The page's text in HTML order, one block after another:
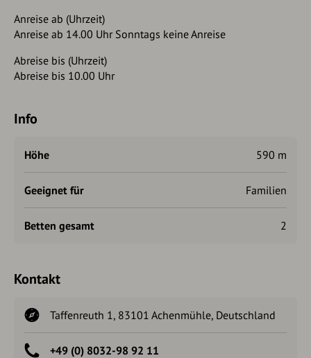
Anreise ab (Uhrzeit)
Anreise ab 14.00 Uhr Sonntags keine Anreise
Abreise bis (Uhrzeit)
Abreise bis 10.00 Uhr
Info
Höhe 590 m
Geeignet für Familien
Betten gesamt 2
Kontakt
Taffenreuth 1, 83101 Achenmühle, Deutschland
+49 (0) 8032-98 92 11